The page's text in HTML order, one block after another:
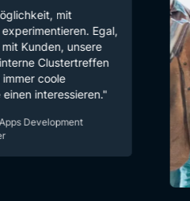
mit
Egal,
unsere